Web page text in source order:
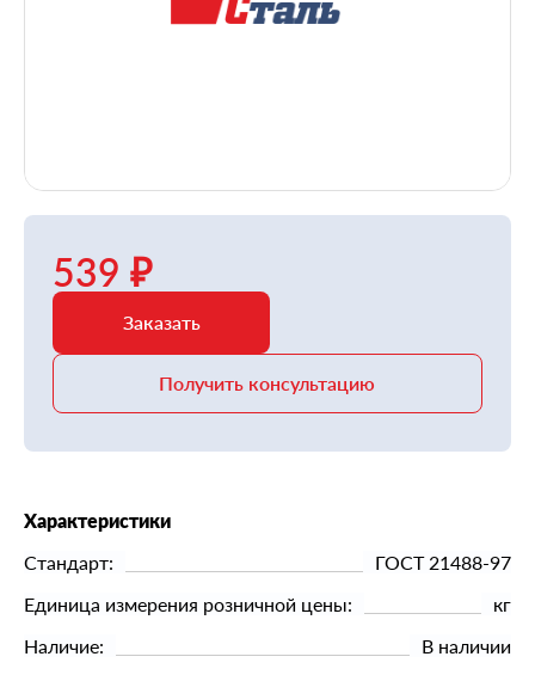
539 ₽
Заказать
Получить консультацию
Характеристики
Стандарт:
ГОСТ 21488-97
Единица измерения розничной цены:
кг
Наличие:
В наличии